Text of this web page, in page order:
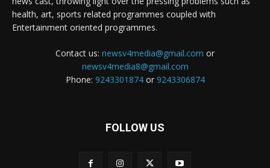
health, art, sports related programmes coupled with
Entertainment oriented programmes.
Contact us: newsv4media@gmail.com or
newsv4media8@gmail.com
Phone: 9243301874or 9243306874
FOLLOW US